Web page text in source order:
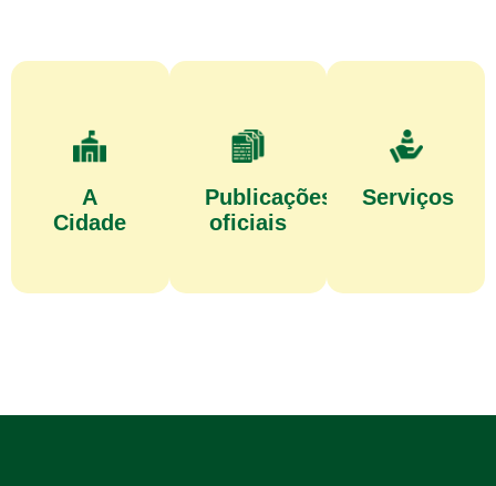
A
Cidade
Publicações
oficiais
Serviços